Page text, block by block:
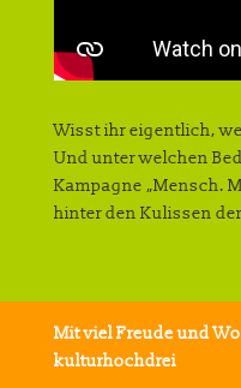
Wisst ihr eigentlich,
Und unter welchen
Kampagne „Mensch.
hinter den Kulissen
Mit viel Freude und
kulturhochdrei